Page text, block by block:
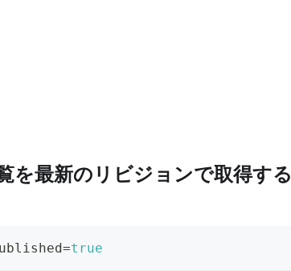
を最新のリビジョンで取得する
true